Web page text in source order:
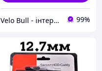
Velo Bull - інтернет магазин | velobull.com.ua 99%